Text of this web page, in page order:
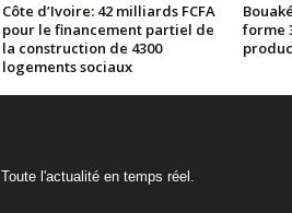
Côte d’Ivoire: 42 milliards FCFA
pour le financement partiel de
la construction de 4300
logements sociaux
forme
Toute l'actualité en temps réel.